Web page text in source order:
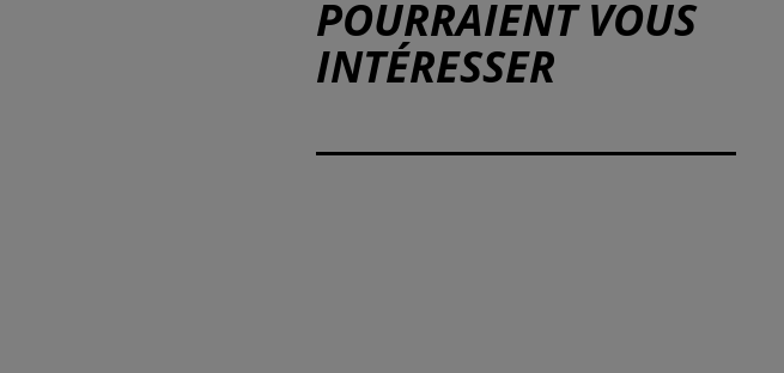
POURRAIENT VOUS
INTÉRESSER